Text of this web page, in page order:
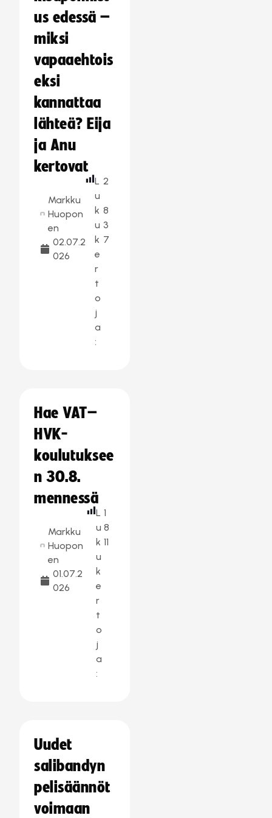
us edessä –
miksi
vapaaehtois
eksi
kannattaa
lähteä? Eija
ja Anu
kertovat
Markku
Huopon
en
02.07.2
026
L
u
k
u
k
e
r
t
o
j
a
:
2
8
3
7
Hae VAT–
HVK-
koulutuksee
n 30.8.
mennessä
Markku
Huopon
en
01.07.2
026
L
u
k
u
k
e
r
t
o
j
a
:
1
8
11
Uudet
salibandyn
pelisäännöt
voimaan